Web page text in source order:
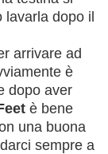
lavarla dopo il
arrivare ad
è
dopo aver
è bene
una buona
sempre a